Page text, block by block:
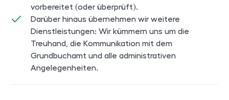
vorbereitet (oder überprüft).
Darüber hinaus übernehmen wir weitere
Dienstleistungen: Wir kümmern uns um die
Treuhand, die Kommunikation mit dem
Grundbuchamt und alle administrativen
Angelegenheiten.